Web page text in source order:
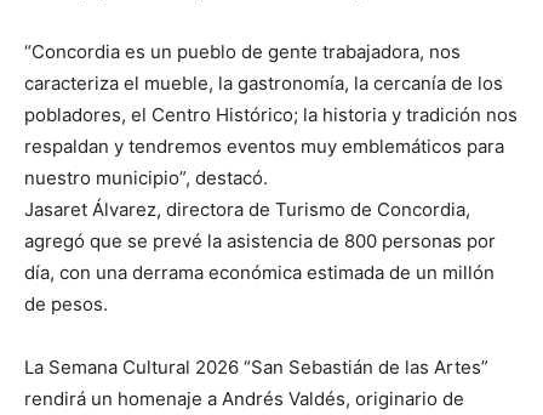
“Concordia es un pueblo de gente trabajadora, nos
caracteriza el mueble, la gastronomía, la cercanía de los
pobladores, el Centro Histórico; la historia y tradición nos
respaldan y tendremos eventos muy emblemáticos para
nuestro municipio”, destacó.
Jasaret Álvarez, directora de Turismo de Concordia,
agregó que se prevé la asistencia de 800 personas por
día, con una derrama económica estimada de un millón
de pesos.
La Semana Cultural 2026 “San Sebastián de las Artes”
rendirá un homenaje a Andrés Valdés, originario de